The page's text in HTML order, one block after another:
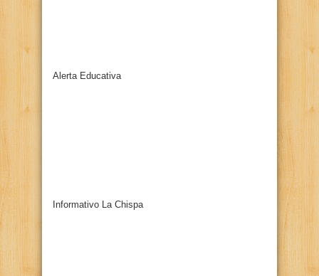
Alerta Educativa
Informativo La Chispa